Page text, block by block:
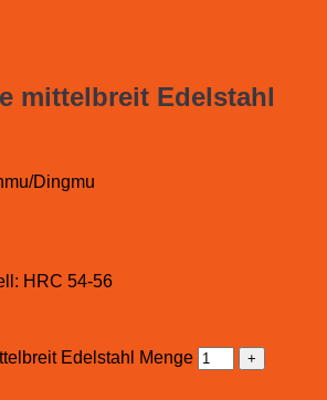
mittelbreit Edelstahl
Dingmu
HRC 54-56
Edelstahl Menge